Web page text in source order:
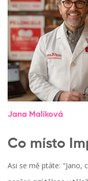
Jana Malíková
Co místo
Asi se mě ptáte: "Jano,